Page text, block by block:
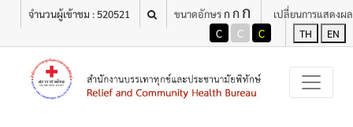
จำนวนผู้เข้าชม : 520521 ขนาดอักษรก ก ก เปลี่ยนการแสดงผล
C C C TH EN